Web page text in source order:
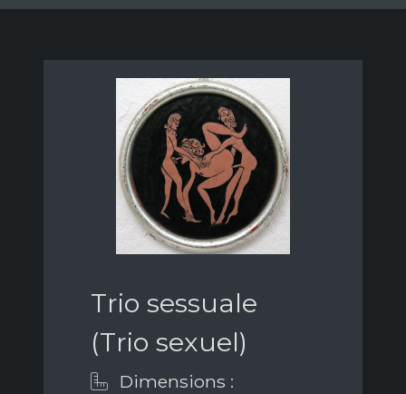
Trio sessuale
(Trio sexuel)
Dimensions :